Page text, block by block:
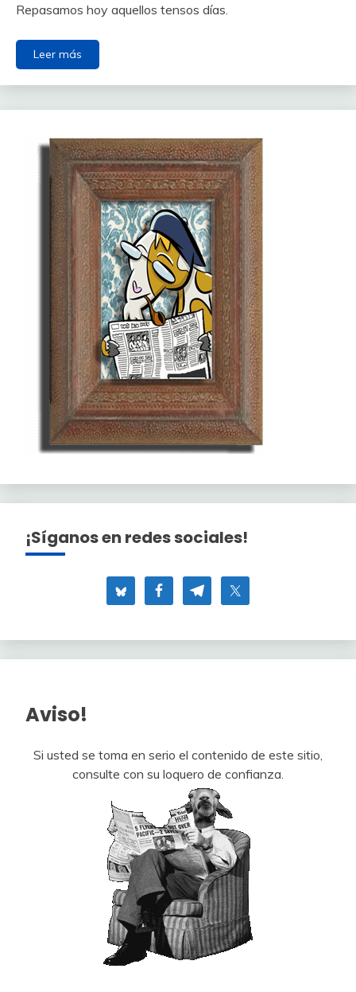
Repasamos hoy aquellos tensos días.
Leer más
¡Síganos en redes sociales!
Aviso!
Si usted se toma en serio el contenido de este sitio,
consulte con su loquero de confianza.